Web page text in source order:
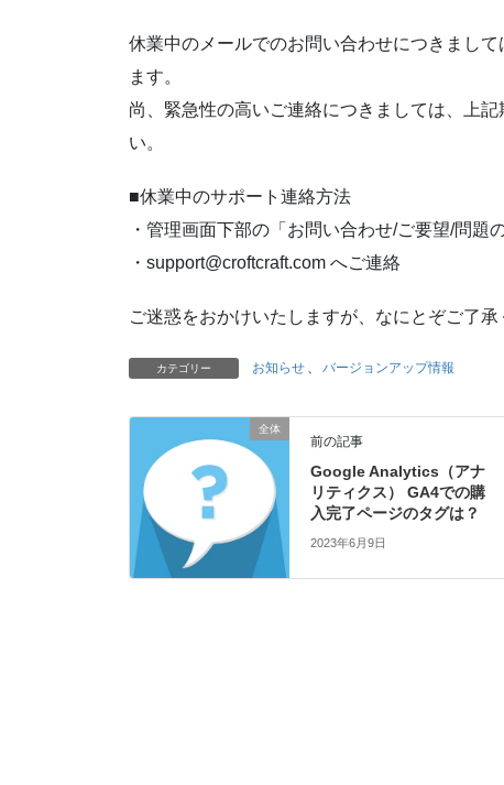
休業中のメールでのお問い合わせにつきまし
ます。
尚、緊急性の高いご連絡につきましては、上
い。
■休業中のサポート連絡方法
・管理画面下部の「お問い合わせ/ご要望/問題
・support@croftcraft.com へご連絡
ご迷惑をおかけいたしますが、なにとぞご了承
カテゴリー お知らせ 、 バージョンアップ情報
全体
前の記事
Google Analytics（アナ
リティクス） GA4での購
入完了ページのタグは？
2023年6月9日